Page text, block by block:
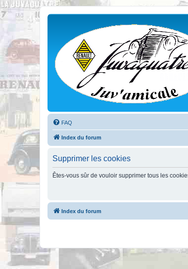
FAQ
Index du forum
Supprimer les cookies
Êtes-vous sûr de vouloir supprimer tous les
Index du forum